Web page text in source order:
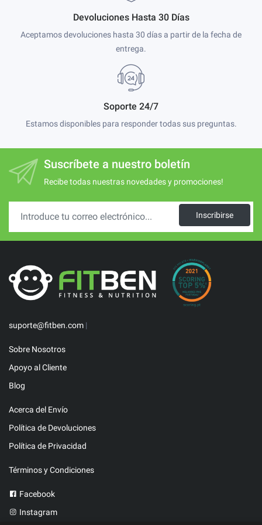
Devoluciones Hasta 30 Días
Aceptamos devoluciones hasta 30 días a partir de la fecha de
entrega.
Soporte 24/7
Estamos disponibles para responder todas sus preguntas.
Suscríbete a nuestro boletín
Recibe todas nuestras novedades y promociones!
Inscribirse
suporte@fitben.com |
Sobre Nosotros
Apoyo al Cliente
Blog
Acerca del Envío
Política de Devoluciones
Política de Privacidad
Términos y Condiciones
Facebook
Instagram